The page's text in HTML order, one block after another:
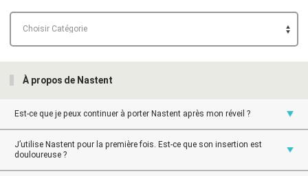
À propos de Nastent
Est-ce que je peux continuer à porter Nastent après mon réveil ?
J’utilise Nastent pour la première fois. Est-ce que son insertion est
douloureuse ?